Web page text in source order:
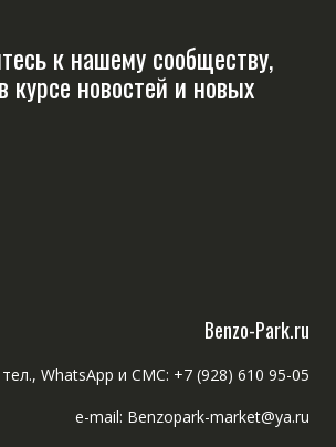
к нашему сообществу,
курсе новостей и новых
Benzo-Park.ru
тел., WhatsApp и СМС: +7 (928) 610 95-05
e-mail: Benzopark-market@ya.ru